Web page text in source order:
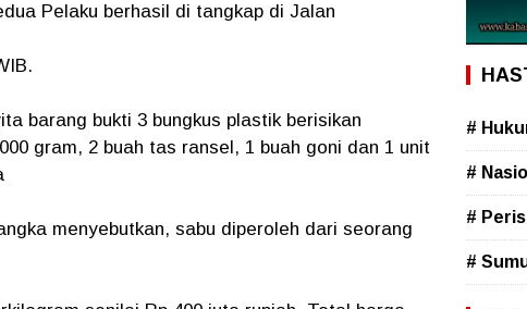
Pelaku berhasil di tangkap di Jalan
barang bukti 3 bungkus plastik berisikan
gram, 2 buah tas ransel, 1 buah goni dan 1 unit
menyebutkan, sabu diperoleh dari seorang
#
#
#
#